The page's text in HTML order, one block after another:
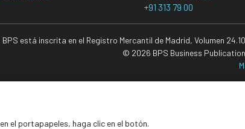
+91 313 79 00
BPS está inscrita en el Registro Mercantil de Madrid, Volumen
© 2026 BPS Business
el portapapeles, haga clic en el botón.